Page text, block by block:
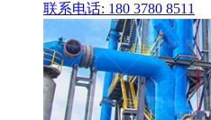
联系电话: 180 3780 8511